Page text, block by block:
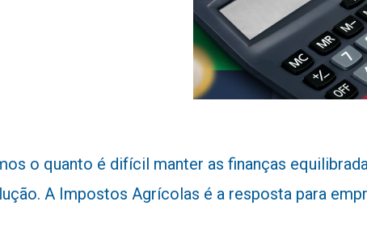
o quanto é difícil manter as finanças
A Impostos Agrícolas é a resposta para